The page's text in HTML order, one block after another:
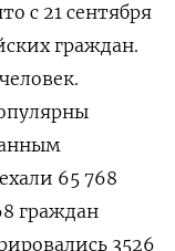
с 21 сентября
граждан.
65 768
граждан
3526